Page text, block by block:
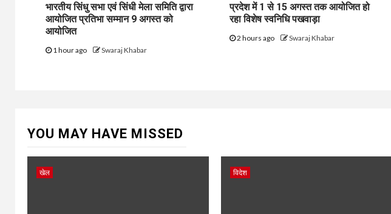
भारतीय सिंधु सभा एवं सिंधी मेला समिति द्वारा
आयोजित प्रतिभा सम्मान 9 अगस्त को
आयोजित
1 hour ago Swaraj Khabar
प्रदेश में 1 से 15 अगस्त तक आयोजित हो
रहा विशेष स्वनिधि पखवाड़ा
2 hours ago Swaraj Khabar
YOU MAY HAVE MISSED
खेल विदेश